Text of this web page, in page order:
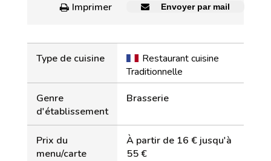
Imprimer
Envoyer par mail
Type de cuisine
Restaurant cuisine
Traditionnelle
Genre
d'établissement
Brasserie
Prix du
menu/carte
À partir de 16 € jusqu'à
55 €